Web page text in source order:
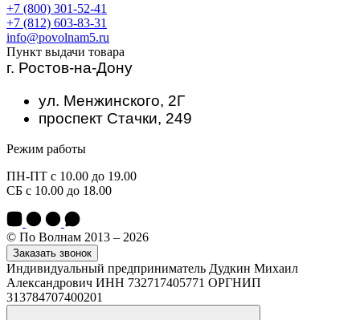
+7 (800) 301-52-41
+7 (812) 603-83-31
info@povolnam5.ru
Пункт выдачи товара
г. Ростов-на-Дону
ул. Менжинского, 2Г
проспект Стачки, 249
Режим работы
ПН-ПТ с 10.00 до 19.00
СБ с 10.00 до 18.00
© По Волнам 2013 – 2026
Заказать звонок
Индивидуальный предприниматель Дудкин Михаил
Александрович ИНН 732717405771 ОРГНИП
313784707400201